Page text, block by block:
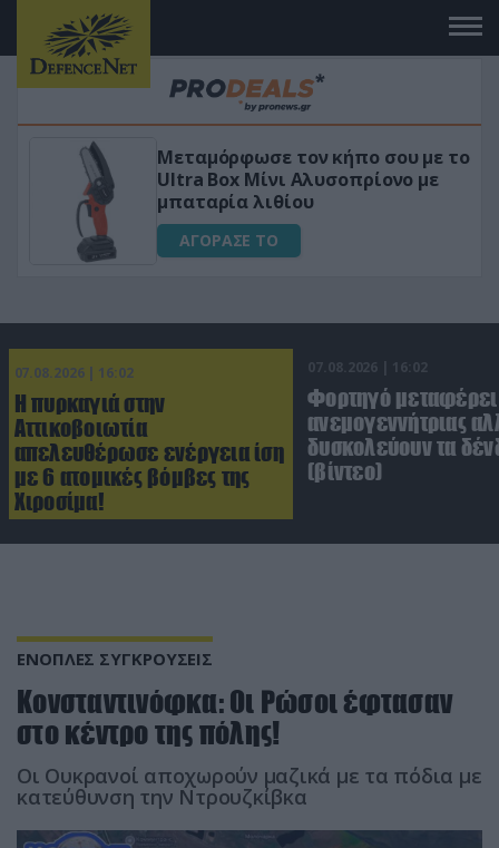
«Μαγική» φόρμουλα τριβόλι + VIP
για αύξηση της λίμπιντο
ΑΓΟΡΑΣΕ ΤΟ
07.08.2026 | 16:02
Η πυρκαγιά στην
Αττικοβοιωτία
απελευθέρωσε ενέργεια ίση
με 6 ατομικές βόμβες της
Χιροσίμα!
07.08.2026 | 16:02
Φορτηγό μεταφέρει
ανεμογεννήτριας
δυσκολεύουν τα
(βίντεο)
ΕΝΟΠΛΕΣ ΣΥΓΚΡΟΥΣΕΙΣ
Koνσταντινόφκα: Οι Ρώσοι έφτασαν
στο κέντρο της πόλης!
Οι Ουκρανοί αποχωρούν μαζικά με τα πόδια με
κατεύθυνση την Ντρουζκίβκα